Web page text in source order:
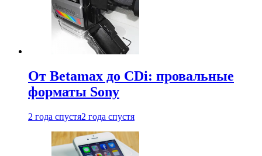
От Betamax до CDi: провальные
форматы Sony
2 года спустя2 года спустя